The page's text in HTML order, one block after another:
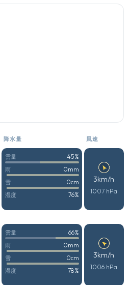
降水量 風速
雲量 45%
雨 0mm
雪 0cm
湿度 76%
3km/h
1007 hPa
雲量 66%
雨 0mm
雪 0cm
湿度 78%
3km/h
1006 hPa